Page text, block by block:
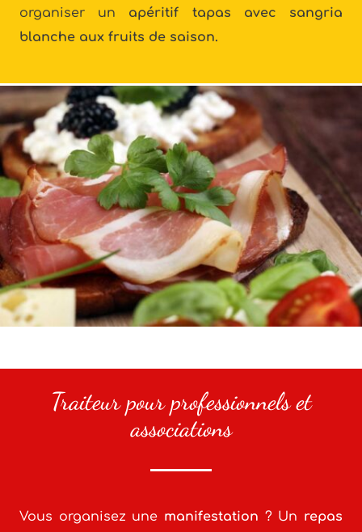
organiser un
apéritif tapas avec sangria
blanche aux fruits de saison.
Traiteur pour professionnels et
associations
Vous organisez une manifestation ? Un repas